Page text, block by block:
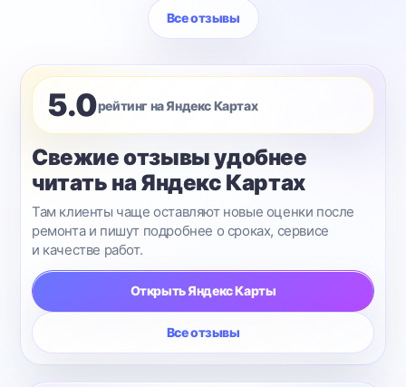
Все отзывы
5.0рейтинг на Яндекс Картах
Свежие отзывы удобнее
читать на Яндекс Картах
Там клиенты чаще оставляют новые оценки после
ремонта и пишут подробнее о сроках, сервисе
и качестве работ.
Открыть Яндекс Карты
Все отзывы